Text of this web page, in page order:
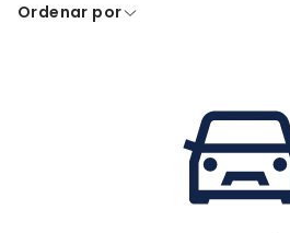
A crédito
Ordenar por